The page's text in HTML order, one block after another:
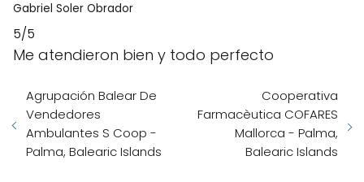
Gabriel Soler Obrador
5/5
Me atendieron bien y todo perfecto
Agrupación Balear De
Vendedores
Ambulantes S Coop -
Palma, Balearic Islands
Cooperativa
Farmacèutica COFARES
Mallorca - Palma,
Balearic Islands